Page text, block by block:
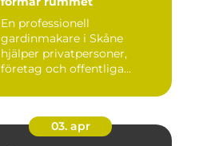
En professionell
gardinmakare i Skåne
hjälper privatpersoner,
företag och offentliga
03. apr